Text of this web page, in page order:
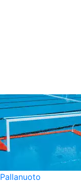
Pallanuoto